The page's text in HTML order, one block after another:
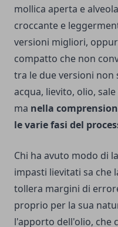
mollica aperta e
croccante e
versioni migliori,
compatto che non
tra le due versioni
acqua, lievito, olio,
ma nella
le varie fasi del
Chi ha avuto modo di
impasti lievitati sa che
tollera margini di
proprio per la sua
l'apporto dell'olio, che